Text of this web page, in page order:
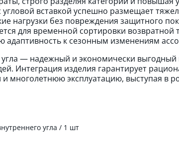
вставкой успешно размещает
нагрузки без повреждения защитного
для временной сортировки
адаптивность к сезонным изменениям
угла — надежный и экономически
Интеграция изделия гарантирует
многолетнюю эксплуатацию, выступая в
угла / 1 шт